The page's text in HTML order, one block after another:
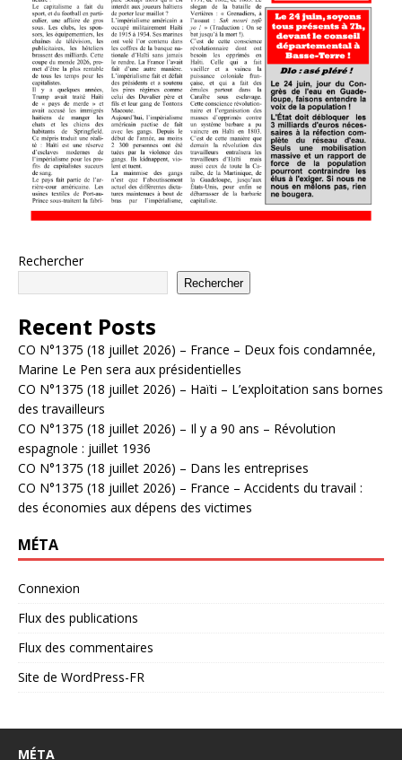
Rechercher
Rechercher
Recent Posts
CO N°1375 (18 juillet 2026) – France – Deux fois condamnée,
Marine Le Pen sera aux présidentielles
CO N°1375 (18 juillet 2026) – Haïti – L’exploitation sans bornes
des travailleurs
CO N°1375 (18 juillet 2026) – Il y a 90 ans – Révolution
espagnole : juillet 1936
CO N°1375 (18 juillet 2026) – Dans les entreprises
CO N°1375 (18 juillet 2026) – France – Accidents du travail :
des économies aux dépens des victimes
MÉTA
Connexion
Flux des publications
Flux des commentaires
Site de WordPress-FR
MÉTA